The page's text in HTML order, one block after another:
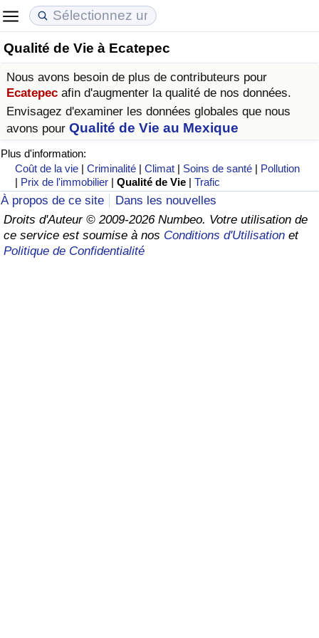
Qualité de Vie à Ecatepec
Nous avons besoin de plus de contributeurs pour
Ecatepec afin d'augmenter la qualité de nos données.
Envisagez d'examiner les données globales que nous
avons pour Qualité de Vie au Mexique
Plus d'information:
Coût de la vie |Criminalité |Climat | Soins de santé | Pollution
| Prix de l'immobilier |Qualité de Vie |Trafic
À propos de ce site
Dans les nouvelles
Droits d'Auteur © 2009-2026 Numbeo. Votre utilisation de
ce service est soumise à nos Conditions d'Utilisation et
Politique de Confidentialité
Coût de la vie
Indice du Coût de la Vie (Actuel)
Indice du Coût de la Vie
Indice du coût de la vie par pays
à Akaba
Prix de l'immobilier
Indice des Prix de l'immobilier (Actuel)
Indice des Prix de l'immobilier
Indice des Prix de l'immobilier par Pays
Qualité de Vie
Indice de Qualité de Vie
Indice de Qualité de Vie (Actuel)
Indice de qualité de vie par pays
Criminalité
Indice de Criminalité (Actuel)